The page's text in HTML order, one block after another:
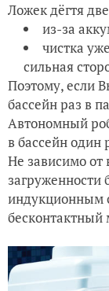
Ложек дёгтя
из-за
чистка
сильная
Поэтому, если
бассейн раз в
Автономный
в бассейн один
Не зависимо от
загруженности
индукционным